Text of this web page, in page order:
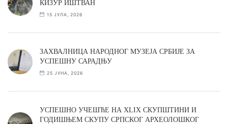
КИЗУР ИШТВАН
15 ЈУЛА, 2026
ЗАХВАЛНИЦА НАРОДНОГ МУЗЕЈА СРБИЈЕ ЗА
УСПЕШНУ САРАДЊУ
25 ЈУНА, 2026
УСПЕШНО УЧЕШЋЕ НА XLIX СКУПШТИНИ И
ГОДИШЊЕМ СКУПУ СРПСКОГ АРХЕОЛОШКОГ